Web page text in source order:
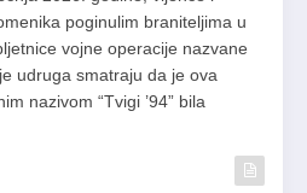
poginulim braniteljima u
vojne operacije nazvane
udruga smatraju da je ova
nazivom “Tvigi ’94” bila